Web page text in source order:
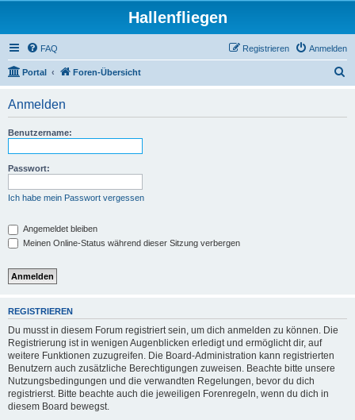
Hallenfliegen
FAQ Anmelden
Registrieren
Portal Foren-Übersicht
Anmelden
Benutzername:
Passwort:
Ich habe mein Passwort vergessen
Angemeldet bleiben
Meinen Online-Status während dieser Sitzung verbergen
REGISTRIEREN
Du musst in diesem Forum registriert sein, um dich anmelden zu können. Die
Registrierung ist in wenigen Augenblicken erledigt und ermöglicht dir, auf
weitere Funktionen zuzugreifen. Die Board-Administration kann registrierten
Benutzern auch zusätzliche Berechtigungen zuweisen. Beachte bitte unsere
Nutzungsbedingungen und die verwandten Regelungen, bevor du dich
registrierst. Bitte beachte auch die jeweiligen Forenregeln, wenn du dich in
diesem Board bewegst.